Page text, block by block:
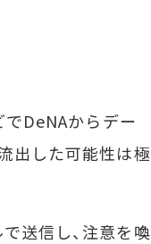
でDeNAからデー
出した可能性は極
送信し、注意を喚